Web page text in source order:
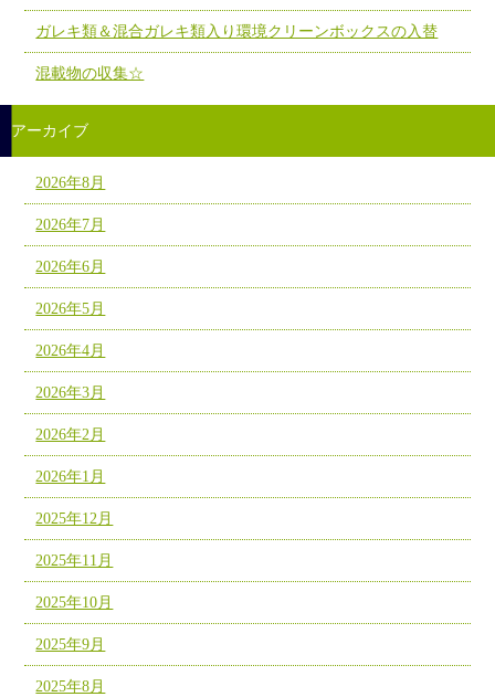
ガレキ類＆混合ガレキ類入り環境クリーンボックスの入替
混載物の収集☆
アーカイブ
2026年8月
2026年7月
2026年6月
2026年5月
2026年4月
2026年3月
2026年2月
2026年1月
2025年12月
2025年11月
2025年10月
2025年9月
2025年8月